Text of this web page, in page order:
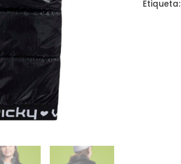
Etiqueta: